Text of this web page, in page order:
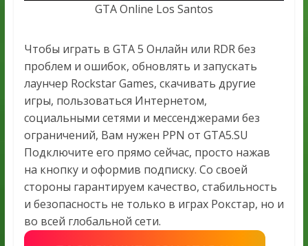
GTA Online Los Santos
Чтобы играть в GTA 5 Онлайн или RDR без
проблем и ошибок, обновлять и запускать
лаунчер Rockstar Games, скачивать другие
игры, пользоваться Интернетом,
социальными сетями и мессенджерами без
ограничений, Вам нужен PPN от GTA5.SU
Подключите его прямо сейчас, просто нажав
на кнопку и оформив подписку. Со своей
стороны гарантируем качество, стабильность
и безопасность не только в играх Рокстар, но и
во всей глобальной сети.